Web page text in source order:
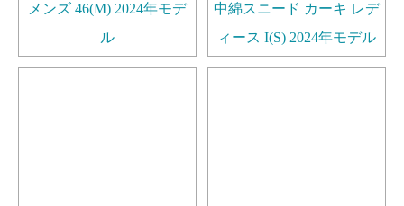
メンズ 46(M) 2024年モデ
ル
中綿スニード カーキ レデ
ィース I(S) 2024年モデル